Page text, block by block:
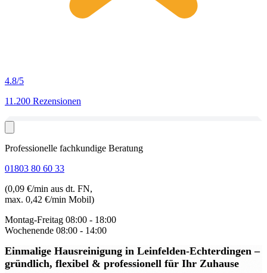
4.8/5
11.200 Rezensionen
Professionelle fachkundige Beratung
01803 80 60 33
(0,09 €/min aus dt. FN,
max. 0,42 €/min Mobil)
Montag-Freitag 08:00 - 18:00
Wochenende 08:00 - 14:00
Einmalige Hausreinigung in Leinfelden-Echterdingen–
gründlich, flexibel & professionell für Ihr Zuhause